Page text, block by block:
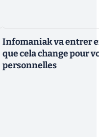
Infomaniak va entrer
que cela change pour
personnelles